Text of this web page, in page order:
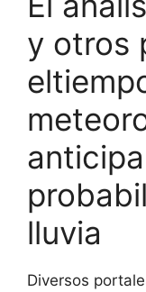
y otros
lluvia
Diversos